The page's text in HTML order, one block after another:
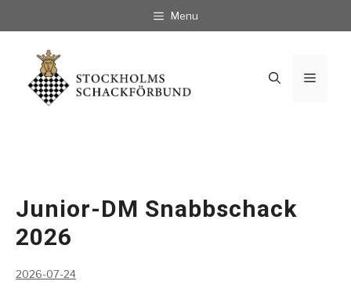
till
innehåll
Menu
Meny
Junior-DM Snabbschack
2026
2026-07-24